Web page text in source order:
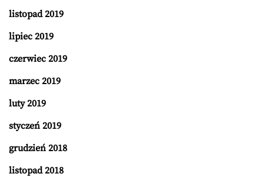
listopad 2019
lipiec 2019
czerwiec 2019
marzec 2019
luty 2019
styczeń 2019
grudzień 2018
listopad 2018